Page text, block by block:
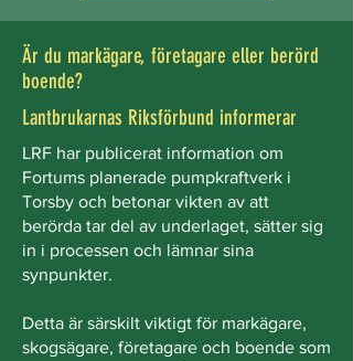
Är du markägare, företagare eller berörd
boende?
Lantbrukarnas Riksförbund informerar
LRF har publicerat information om
Fortums planerade pumpkraftverk i
Torsby och betonar vikten av att
berörda tar del av underlaget, sätter sig
in i processen och lämnar sina
synpunkter.
Detta är särskilt viktigt för markägare,
skogsägare, företagare och boende som